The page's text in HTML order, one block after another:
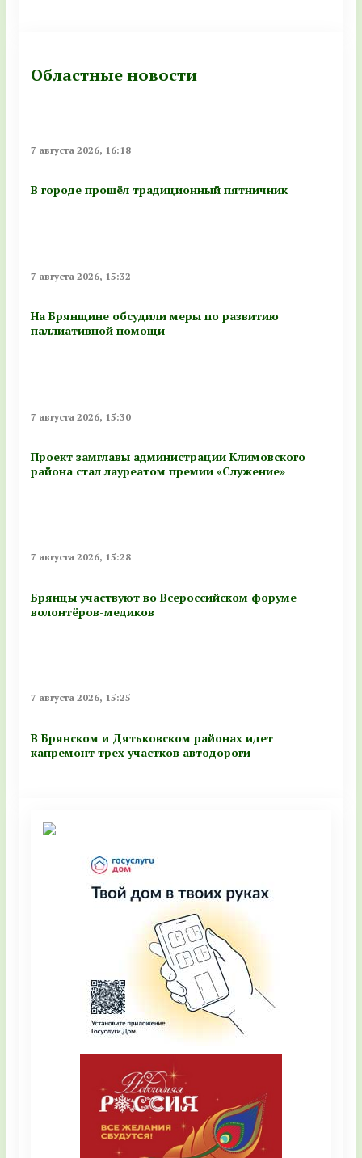
Областные новости
7 августа 2026, 16:18
В городе прошёл традиционный пятничник
7 августа 2026, 15:32
На Брянщине обсудили меры по развитию
паллиативной помощи
7 августа 2026, 15:30
Проект замглавы администрации Климовского
района стал лауреатом премии «Служение»
7 августа 2026, 15:28
Брянцы участвуют во Всероссийском форуме
волонтёров-медиков
7 августа 2026, 15:25
В Брянском и Дятьковском районах идет
капремонт трех участков автодороги